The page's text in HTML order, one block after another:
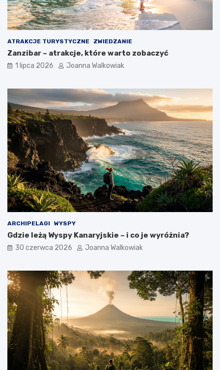
ATRAKCJE TURYSTYCZNE ZWIEDZANIE
Zanzibar – atrakcje, które warto zobaczyć
1 lipca 2026 Joanna Walkowiak
ARCHIPELAGI WYSPY
Gdzie leżą Wyspy Kanaryjskie – i co je wyróżnia?
30 czerwca 2026 Joanna Walkowiak